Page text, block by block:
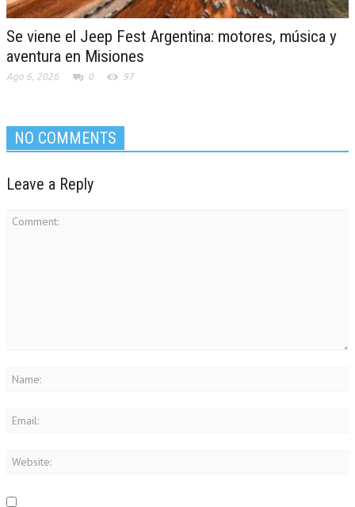
Se viene el Jeep Fest Argentina: motores, música y
aventura en Misiones
Ago 6, 2026 0 97
NO COMMENTS
Leave a Reply